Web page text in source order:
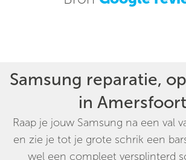
Samsung reparatie,
in
Raap je jouw Samsung na een val
en zie je tot je grote schrik een
wel een compleet versplinterd